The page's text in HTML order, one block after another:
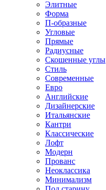
Элитные
Форма
П-образные
Угловые
Прямые
Радиусные
Скошенные углы
Стиль
Современные
Евро
Английские
Дизайнерские
Итальянские
Кантри
Классические
Лофт
Модерн
Прованс
Неоклассика
Минимализм